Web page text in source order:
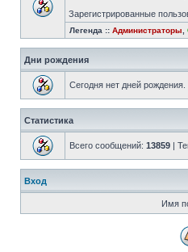
Зарегистрированные
Легенда :: Администраторы
Дни рождения
Сегодня нет дней рождения.
Статистика
Всего сообщений: 13859 |
Вход
Имя